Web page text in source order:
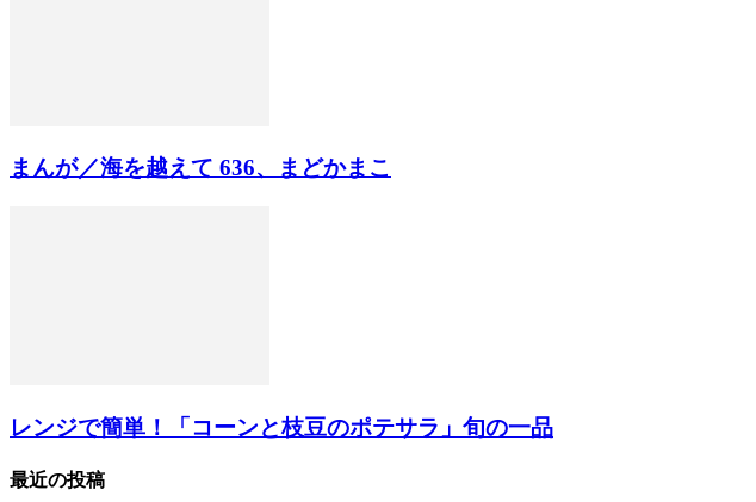
まんが／海を越えて 636、まどかまこ
レンジで簡単！「コーンと枝豆のポテサラ」旬の一品
最近の投稿